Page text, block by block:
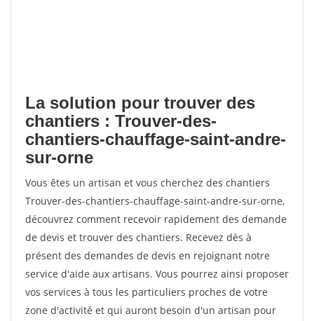
La solution pour trouver des
chantiers : Trouver-des-
chantiers-chauffage-saint-andre-
sur-orne
Vous êtes un artisan et vous cherchez des chantiers
Trouver-des-chantiers-chauffage-saint-andre-sur-orne,
découvrez comment recevoir rapidement des demande
de devis et trouver des chantiers. Recevez dès à
présent des demandes de devis en rejoignant notre
service d'aide aux artisans. Vous pourrez ainsi proposer
vos services à tous les particuliers proches de votre
zone d'activité et qui auront besoin d'un artisan pour